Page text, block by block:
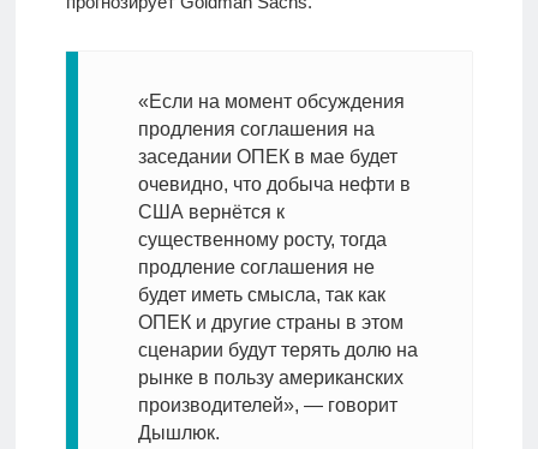
«Если на момент обсуждения
продления соглашения на
заседании ОПЕК в мае будет
очевидно, что добыча нефти в
США вернётся к
существенному росту, тогда
продление соглашения не
будет иметь смысла, так как
ОПЕК и другие страны в этом
сценарии будут терять долю на
рынке в пользу американских
производителей», — говорит
Дышлюк.